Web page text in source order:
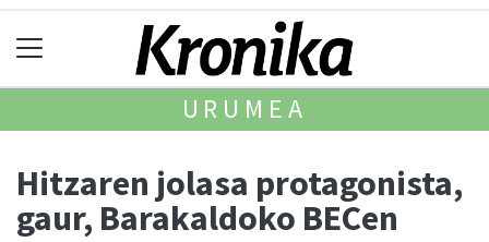
URUMEA
Hitzaren jolasa protagonista,
gaur, Barakaldoko BECen